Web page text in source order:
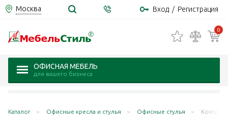
Москва Вход / Регистрация
0
ОФИСНАЯ МЕБЕЛЬ
для вашего бизнеса
Каталог Офисные кресла и стулья Офисные стулья